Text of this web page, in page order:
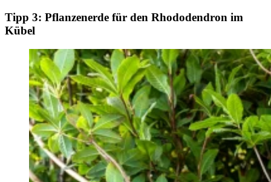
Tipp 3: Pflanzenerde für den Rhododendron im
Kübel